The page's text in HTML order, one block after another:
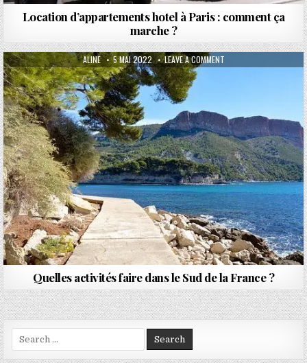
Location d’appartements hotel à Paris : comment ça
marche ?
AUTHOR:
ALINE PUBLISHED DATE:
5 MAI 2022 LEAVE A COMMENTON QUELLES ACTIVITÉS
Quelles activités faire dans le Sud de la France ?
Search for: